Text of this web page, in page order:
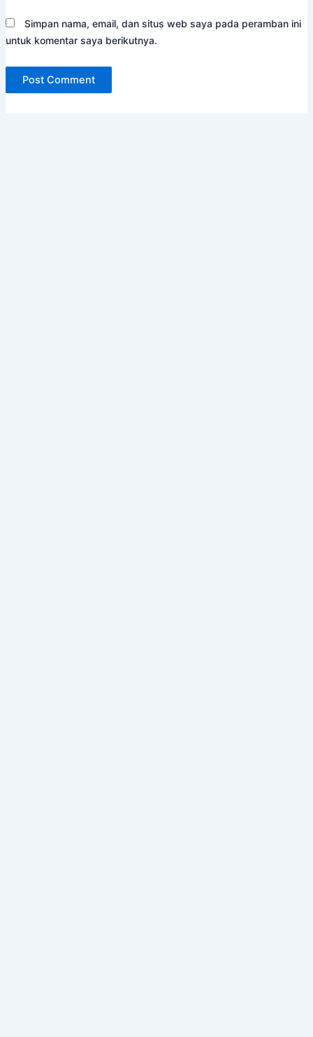
Simpan nama, email, dan situs web saya pada peramban ini
untuk komentar saya berikutnya.